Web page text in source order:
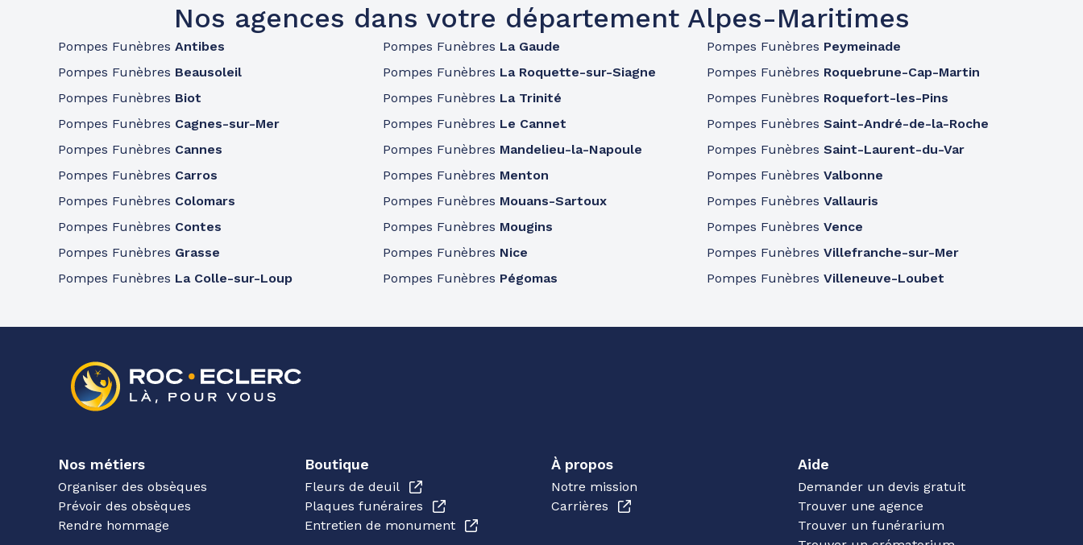
Nos agences dans votre département Alpes-Maritimes
Pompes Funèbres Antibes
Pompes Funèbres Beausoleil
Pompes Funèbres Biot
Pompes Funèbres Cagnes-sur-Mer
Pompes Funèbres Cannes
Pompes Funèbres Carros
Pompes Funèbres Colomars
Pompes Funèbres Contes
Pompes Funèbres Grasse
Pompes Funèbres La Colle-sur-Loup
Pompes Funèbres La Gaude
Pompes Funèbres La Roquette-sur-Siagne
Pompes Funèbres La Trinité
Pompes Funèbres Le Cannet
Pompes Funèbres Mandelieu-la-Napoule
Pompes Funèbres Menton
Pompes Funèbres Mouans-Sartoux
Pompes Funèbres Mougins
Pompes Funèbres Nice
Pompes Funèbres Pégomas
Pompes Funèbres Peymeinade
Pompes Funèbres Roquebrune-Cap-Martin
Pompes Funèbres Roquefort-les-Pins
Pompes FunèbresSaint-André-de-la-Roche
Pompes FunèbresSaint-Laurent-du-Var
Pompes FunèbresValbonne
Pompes FunèbresVallauris
Pompes FunèbresVence
Pompes FunèbresVillefranche-sur-Mer
Pompes FunèbresVilleneuve-Loubet
Nos métiers
Organiser des obsèques
Prévoir des obsèques
Rendre hommage
Boutique
Fleurs de deuil
Plaques funéraires
Entretien de monument
À propos
Notre mission
Carrières
Aide
Demander un devis gratuit
Trouver une agence
Trouver un funérarium